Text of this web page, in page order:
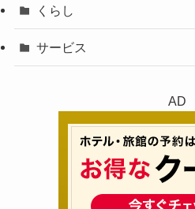
くらし
サービス
AD